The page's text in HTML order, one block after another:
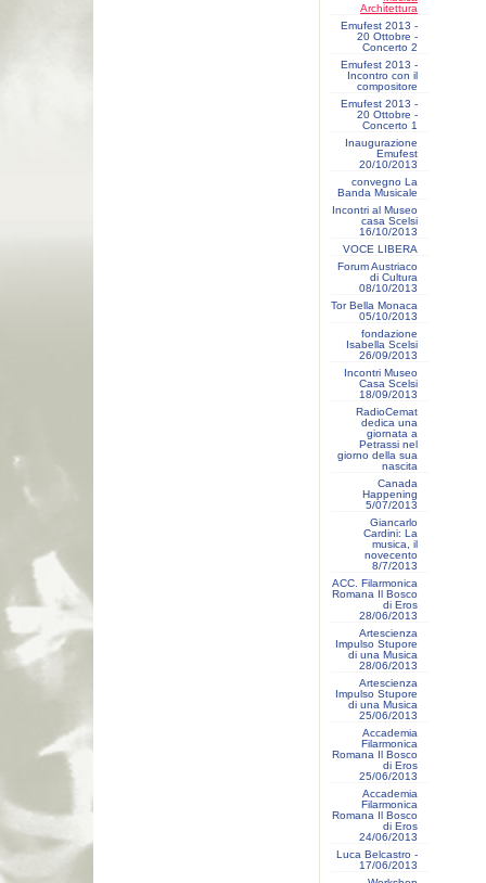
Architettura
Emufest 2013 -
20 Ottobre -
Concerto 2
Emufest 2013 -
Incontro con il
compositore
Emufest 2013 -
20 Ottobre -
Concerto 1
Inaugurazione
Emufest
20/10/2013
convegno La
Banda Musicale
Incontri al Museo
casa Scelsi
16/10/2013
VOCE LIBERA
Forum Austriaco
di Cultura
08/10/2013
Tor Bella Monaca
05/10/2013
fondazione
Isabella Scelsi
26/09/2013
Incontri Museo
Casa Scelsi
18/09/2013
RadioCemat
dedica una
giornata a
Petrassi nel
giorno della sua
nascita
Canada
Happening
5/07/2013
Giancarlo
Cardini: La
musica, il
novecento
8/7/2013
ACC. Filarmonica
Romana Il Bosco
di Eros
28/06/2013
Artescienza
Impulso Stupore
di una Musica
28/06/2013
Artescienza
Impulso Stupore
di una Musica
25/06/2013
Accademia
Filarmonica
Romana Il Bosco
di Eros
25/06/2013
Accademia
Filarmonica
Romana Il Bosco
di Eros
24/06/2013
Luca Belcastro -
17/06/2013